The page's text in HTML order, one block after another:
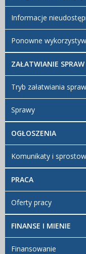
Informacje
Ponowne
ZAŁATWIANIE SPRAW
Tryb załatwiania spraw
Sprawy
OGŁOSZENIA
Komunikaty i
PRACA
Oferty pracy
FINANSE I MIENIE
Finansowanie